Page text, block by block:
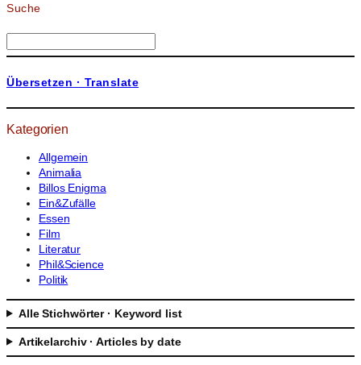
Suche
u
h
Übersetzen · Translate
Kategorien
Allgemein
Animalia
Billos Enigma
Ein&Zufälle
Essen
Film
Literatur
Phil&Science
Politik
Alle Stichwörter · Keyword list
Artikelarchiv · Articles by date